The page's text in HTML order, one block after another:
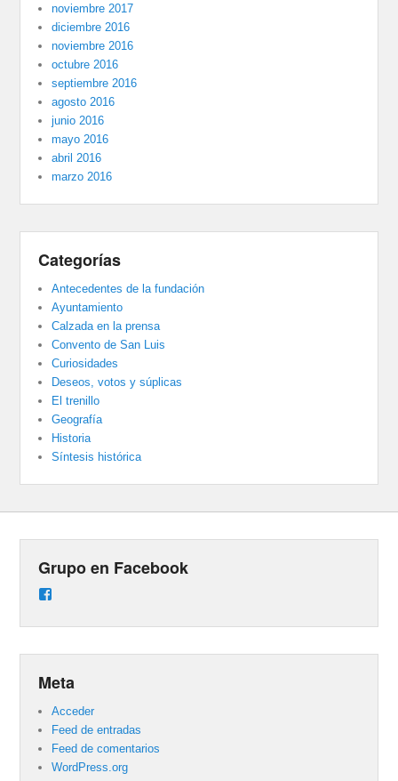
noviembre 2017
diciembre 2016
noviembre 2016
octubre 2016
septiembre 2016
agosto 2016
junio 2016
mayo 2016
abril 2016
marzo 2016
Categorías
Antecedentes de la fundación
Ayuntamiento
Calzada en la prensa
Convento de San Luis
Curiosidades
Deseos, votos y súplicas
El trenillo
Geografía
Historia
Síntesis histórica
Grupo en Facebook
Meta
Acceder
Feed de entradas
Feed de comentarios
WordPress.org